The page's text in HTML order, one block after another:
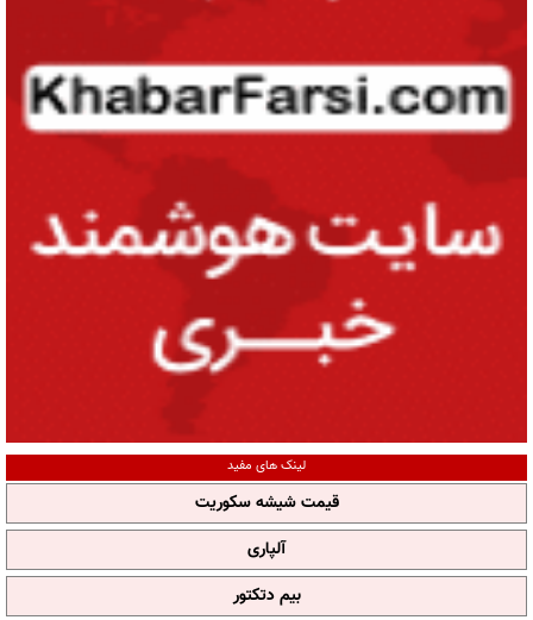
لینک های مفید
قیمت شیشه سکوریت
آلپاری
بیم دتکتور